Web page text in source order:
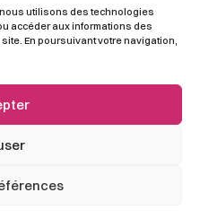
utilisons des technologies
accéder aux informations des
En poursuivant votre navigation,